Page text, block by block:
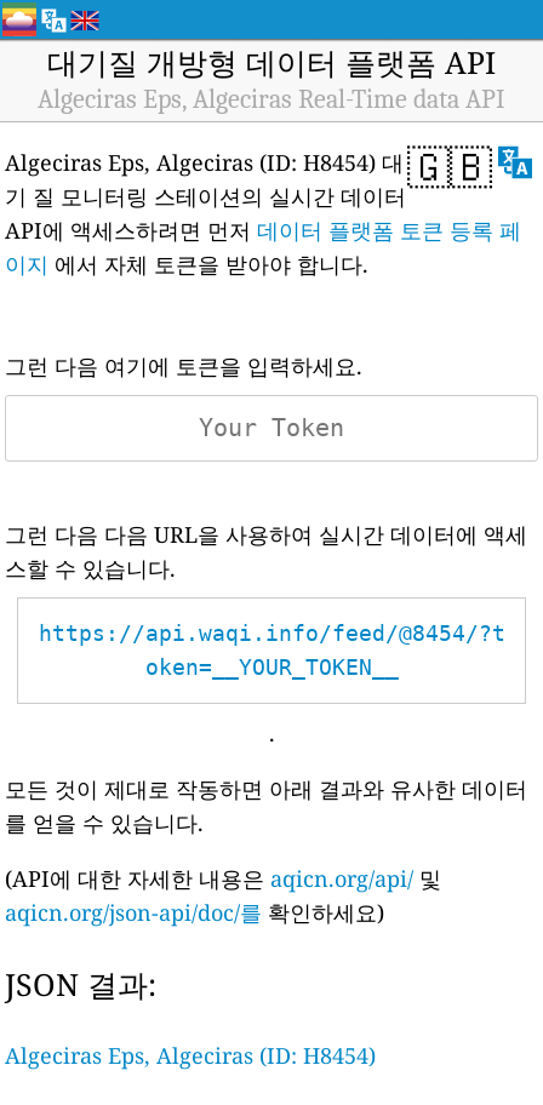
대기질 개방형 데이터 플랫폼 API
Algeciras Eps, Algeciras Real-Time data API
🇬🇧
Algeciras Eps, Algeciras (ID: H8454) 대
기 질 모니터링 스테이션의 실시간 데이터
API에 액세스하려면 먼저 데이터 플랫폼 토큰 등록 페
이지 에서 자체 토큰을 받아야 합니다.
그런 다음 여기에 토큰을 입력하세요.
그런 다음 다음 URL을 사용하여 실시간 데이터에 액세
스할 수 있습니다.
https://api.waqi.info/feed/@8454/?t
oken=__YOUR_TOKEN__
.
모든 것이 제대로 작동하면 아래 결과와 유사한 데이터
를 얻을 수 있습니다.
(API에 대한 자세한 내용은 aqicn.org/api/ 및
aqicn.org/json-api/doc/를 확인하세요)
JSON 결과:
Algeciras Eps, Algeciras (ID: H8454)